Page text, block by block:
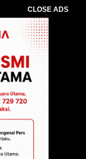
CLOSE ADS